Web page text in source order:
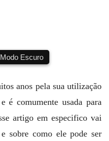
Modo Escuro
anos pela sua utilização
é comumente usada para
artigo em especifico vai
sobre como ele pode ser